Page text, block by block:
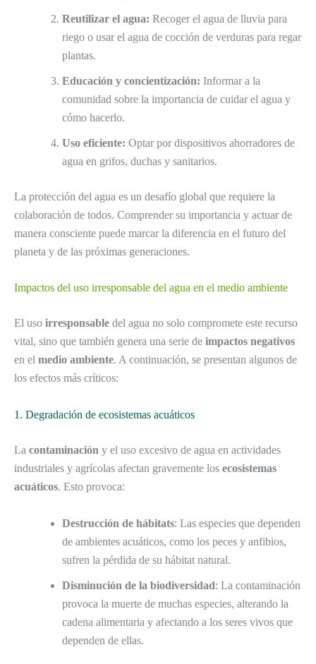
Reutilizar el agua: Recoger el agua de lluvia para
riego o usar el agua de cocción de verduras para regar
plantas.
Educación y concientización: Informar a la
comunidad sobre la importancia de cuidar el agua y
cómo hacerlo.
Uso eficiente: Optar por dispositivos ahorradores de
agua en grifos, duchas y sanitarios.
La protección del agua es un desafío global que requiere la
colaboración de todos. Comprender su importancia y actuar de
manera consciente puede marcar la diferencia en el futuro del
planeta y de las próximas generaciones.
Impactos del uso irresponsable del agua en el medio ambiente
El uso irresponsable del agua no solo compromete este recurso
vital, sino que también genera una serie de impactos negativos
en el medio ambiente. A continuación, se presentan algunos de
los efectos más críticos:
1. Degradación de ecosistemas acuáticos
La contaminación y el uso excesivo de agua en actividades
industriales y agrícolas afectan gravemente los ecosistemas
acuáticos. Esto provoca:
Destrucción de hábitats: Las especies que dependen
de ambientes acuáticos, como los peces y anfibios,
sufren la pérdida de su hábitat natural.
Disminución de la biodiversidad: La contaminación
provoca la muerte de muchas especies, alterando la
cadena alimentaria y afectando a los seres vivos que
dependen de ellas.